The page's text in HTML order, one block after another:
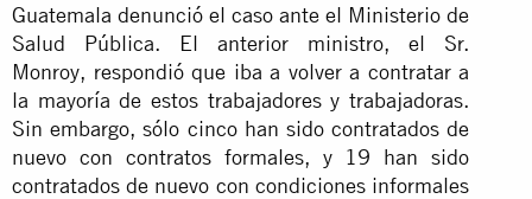
Guatemala denunció el caso ante el Ministerio de
Salud Pública. El anterior ministro, el Sr.
Monroy, respondió que iba a volver a contratar a
la mayoría de estos trabajadores y trabajadoras.
Sin embargo, sólo cinco han sido contratados de
nuevo con contratos formales, y 19 han sido
contratados de nuevo con condiciones informales